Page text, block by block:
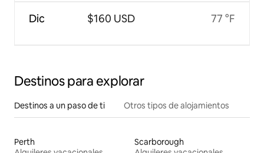
Dic $160 USD 77 °F
Destinos para explorar
Destinos a un paso de ti Otros tipos de alojamientos
Perth
Scarborough